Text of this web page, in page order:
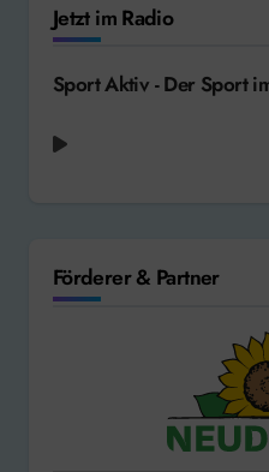
Jetzt im Radio
Sport Aktiv - Der Sport
Förderer & Partner